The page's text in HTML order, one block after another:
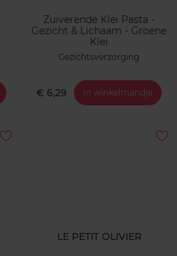
Zuiverende Klei Pasta -
Gezicht & Lichaam - Groene
Klei
Gezichtsverzorging
€ 6,29 In winkelmandje
LE PETIT OLIVIER